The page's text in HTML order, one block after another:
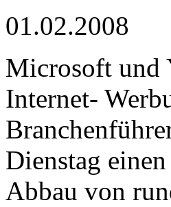
01.02.2008
Microsoft und
Internet-
Dienstag
Abbau von